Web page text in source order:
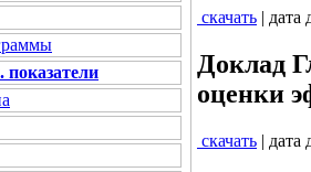
показатели
скачать | дата
Доклад
оценки
скачать | дата